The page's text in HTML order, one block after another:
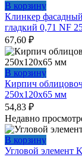
В корзину
Клинкер
гладкий 0,71 NF
67,60 ₽
В корзину
Кирпич
250х120х65 мм
54,83 ₽
Недавно
В корзину
Угловой элемент